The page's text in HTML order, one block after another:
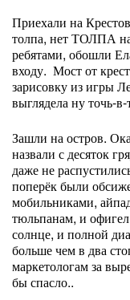
Приехали на
толпа, нет ТОЛПА
ребятами, обошли
входу. Мост от
зарисовку из игры
выглядела ну точь-
Зашли на остров.
назвали с десяток
даже не
поперёк были
мобильниками,
тюльпанам, и
солнце, и полной
больше чем в два
маркетологам за
бы спасло..